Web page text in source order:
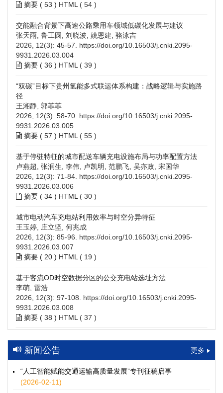
摘要 ( 53 ) HTML ( 54 )
交能融合背景下高速公路乘用车领域低碳化发展与建议
张天雨, 鲁工圆, 刘晓波, 姚恩建, 骆泳吉
2026, 12(3): 45-57. https://doi.org/10.16503/j.cnki.2095-
9931.2026.03.004
摘要 ( 36 ) HTML ( 39 )
“双碳”目标下贵州氢能多式联运体系构建：战略逻辑与实施路
径
王湘静, 郭菲菲
2026, 12(3): 58-70. https://doi.org/10.16503/j.cnki.2095-
9931.2026.03.005
摘要 ( 57 ) HTML ( 55 )
基于停驻特征的城市配送车辆充电设施布局与功率配置方法
卢燕超, 张润生, 李伟, 卢凯明, 范鹏飞, 吴亦政, 宋国华
2026, 12(3): 71-84. https://doi.org/10.16503/j.cnki.2095-
9931.2026.03.006
摘要 ( 34 ) HTML ( 30 )
城市电动汽车充电站利用效率与时空分异特征
王玉婷, 庄立坚, 何兆成
2026, 12(3): 85-96. https://doi.org/10.16503/j.cnki.2095-
9931.2026.03.007
摘要 ( 20 ) HTML ( 19 )
基于客流OD时空数据分区的公交充电站选址方法
李萌, 雷浩
2026, 12(3): 97-108. https://doi.org/10.16503/j.cnki.2095-
9931.2026.03.008
摘要 ( 38 ) HTML ( 37 )
高速公路充电设施技术规划综述：场景需求、技术路线与配置
策略
2026, 12(3): 109-124.https://doi.org/10.16503/j.cnki.2095-
9931.2026.03.009
摘要 (
HTML
新闻公告 更多
“人工智能赋能交通运输高质量发展”专刊征稿启事
(2026-02-11)